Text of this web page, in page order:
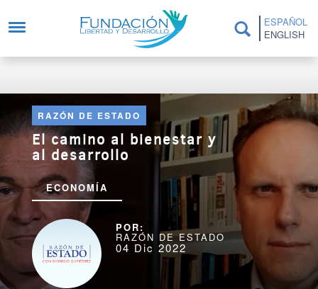
ESPAÑOL
ENGLISH
RAZÓN DE ESTADO
El camino al bienestar y
al desarrollo
ECONOMÍA
RAZÓN DE ESTADO
04 Dic 2022